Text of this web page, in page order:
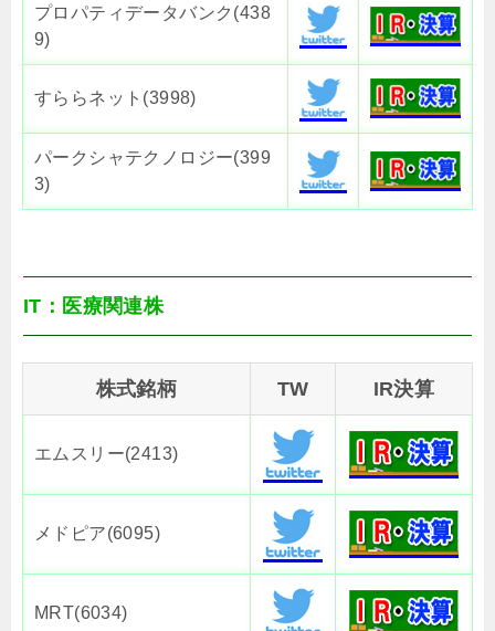
プロパティデータバンク(438
9)
すららネット(3998)
パークシャテクノロジー(399
3)
IT：医療関連株
株式銘柄 TW IR決算
エムスリー(2413)
メドピア(6095)
MRT(6034)